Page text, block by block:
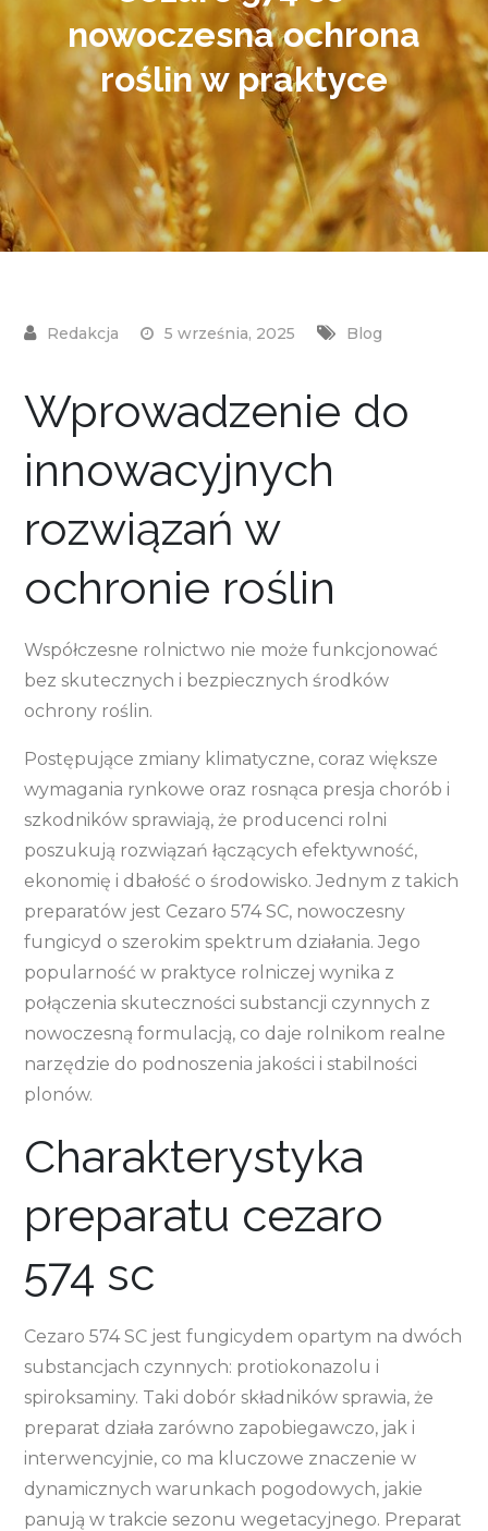
nowoczesna ochrona
roślin w praktyce
5 września, 2025 Blog
Wprowadzenie do
innowacyjnych
rozwiązań w
ochronie roślin
Współczesne rolnictwo nie może funkcjonować
bez skutecznych i bezpiecznych środków
ochrony roślin.
Postępujące zmiany klimatyczne, coraz większe
wymagania rynkowe oraz rosnąca presja chorób i
szkodników sprawiają, że producenci rolni
poszukują rozwiązań łączących efektywność,
ekonomię i dbałość o środowisko. Jednym z takich
preparatów jest Cezaro 574 SC, nowoczesny
fungicyd o szerokim spektrum działania. Jego
popularność w praktyce rolniczej wynika z
połączenia skuteczności substancji czynnych z
nowoczesną formulacją, co daje rolnikom realne
narzędzie do podnoszenia jakości i stabilności
plonów.
Charakterystyka
preparatu cezaro
574 sc
Cezaro 574 SC jest fungicydem opartym na dwóch
substancjach czynnych: protiokonazolu i
spiroksaminy. Taki dobór składników sprawia, że
preparat działa zarówno zapobiegawczo, jak i
interwencyjnie, co ma kluczowe znaczenie w
dynamicznych warunkach pogodowych, jakie
panują w trakcie sezonu wegetacyjnego. Preparat